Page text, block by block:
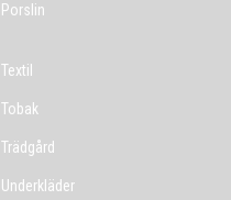
Porslin
Textil
Tobak
Trädgård
Underkläder